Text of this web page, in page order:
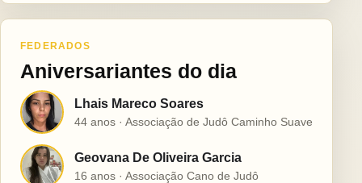
FEDERADOS
Aniversariantes do dia
L Lhais Mareco Soares
44 anos · Associação de Judô Caminho Suave
G Geovana De Oliveira Garcia
16 anos · Associação Cano de Judô